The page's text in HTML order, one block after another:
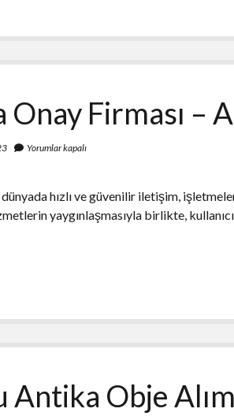
Firması –
Yorumlar kapalı
hızlı ve güvenilir iletişim,
yaygınlaşmasıyla birlikte,
Antika Obje